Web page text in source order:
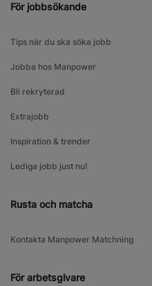
För jobbsökande
Tips när du ska söka jobb
Jobba hos Manpower
Bli rekryterad
Extrajobb
Inspiration & trender
Lediga jobb just nu!
Rusta och matcha
Kontakta Manpower Matchning
För arbetsgivare